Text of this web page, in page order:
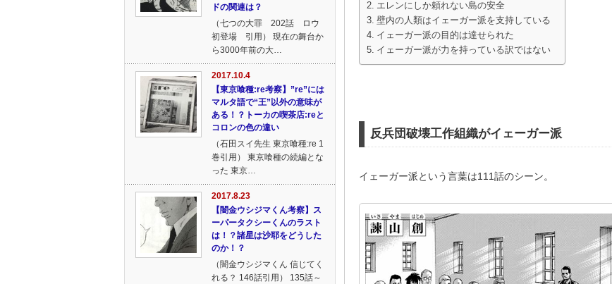
エレンにしか頼れない島の安全
壁内の人類はイェーガー派を支持している
イェーガー派の目的は達せられた
イェーガー派が力を持っている訳ではない
反兵団破壊工作組織がイェーガー派
イェーガー派という言葉は111話のシーン。
ドの関連は？
（七つの大罪 202話 ロウ
初登場 引用） 現在の舞台か
ら3000年前の大…
2017.10.4
【東京喰種:re考察】”re”には
マルタ語で“王”以外の意味が
ある！？トーカの喫茶店:reと
コロンの色の違い
（石田スイ先生 東京喰種:re 1
巻引用） 東京喰種の続編とな
った 東京…
2017.8.23
【闇金ウシジマくん考察】ス
ーパータクシーくんのラスト
は！？諸星は沙耶をどうした
のか！？
（闇金ウシジマくん 信じてく
れる？ 146話引用） 135話～